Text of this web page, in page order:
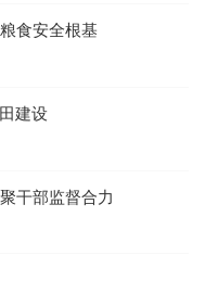
食安全根基
建设
干部监督合力